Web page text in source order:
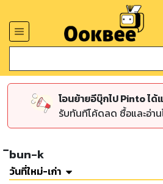
โอนย้ายอีบุ๊กไป Pinto ได้
รับทันทีโค้ดลด ซื้อและอ่า
ิbun-k
วันที่ใหม่-เก่า